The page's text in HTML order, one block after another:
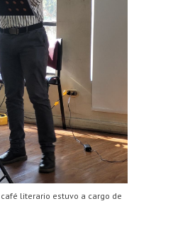
literario estuvo a cargo de